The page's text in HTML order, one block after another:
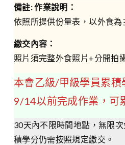
備註: 作業說明：
依照所提供份量表，以外食
繳交內容：
照片須完整外食照片+分開拍
本會乙級/甲級學員累積
9/14以前完成作業，可
30天內不限時間地點，無限
積學分仍需按照規定繳交。